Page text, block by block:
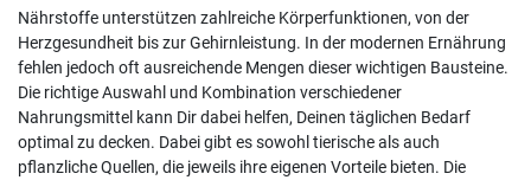
Nährstoffe unterstützen zahlreiche Körperfunktionen, von der
Herzgesundheit bis zur Gehirnleistung. In der modernen Ernährung
fehlen jedoch oft ausreichende Mengen dieser wichtigen Bausteine.
Die richtige Auswahl und Kombination verschiedener
Nahrungsmittel kann Dir dabei helfen, Deinen täglichen Bedarf
optimal zu decken. Dabei gibt es sowohl tierische als auch
pflanzliche Quellen, die jeweils ihre eigenen Vorteile bieten. Die